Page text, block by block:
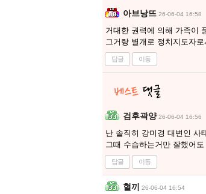
아브낭뜨 26-06-04 16:58
거대한 권력에 의해 가족이
그거랑 별개로 정치지도자
답글 이동
검후곽양 26-06-04 16:56
난 솔직히 강미경 대변인 사
그때 수습하는거만 잘했어
답글 이동
혈끼 26-06-04 16:54